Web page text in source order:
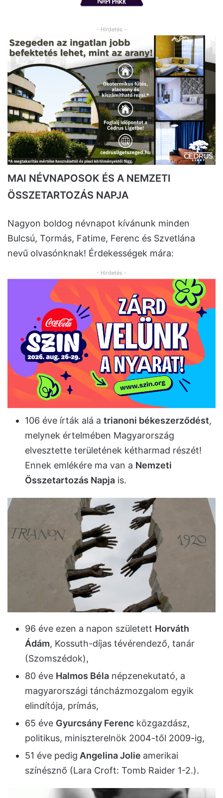
- Hirdetés -
MAI NÉVNAPOSOK ÉS A NEMZETI
ÖSSZETARTOZÁS NAPJA
Nagyon boldog névnapot kívánunk minden
Bulcsú, Tormás, Fatime, Ferenc és Szvetlána
nevű olvasónknak! Érdekességek mára:
- Hirdetés -
106 éve írták alá a trianoni békeszerződést,
melynek értelmében Magyarország
elvesztette területének kétharmad részét!
Ennek emlékére ma van a Nemzeti
Összetartozás Napja is.
96 éve ezen a napon született Horváth
Ádám, Kossuth-díjas tévérendező, tanár
(Szomszédok),
80 éve Halmos Béla népzenekutató, a
magyarországi táncházmozgalom egyik
elindítója, prímás,
65 éve Gyurcsány Ferenc közgazdász,
politikus, miniszterelnök 2004-től 2009-ig,
51 éve pedig Angelina Jolie amerikai
színésznő (Lara Croft: Tomb Raider 1-2.).